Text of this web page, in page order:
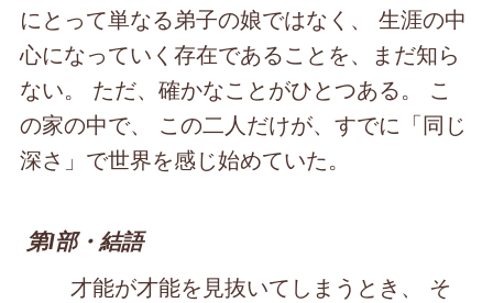
にとって単なる弟子の娘ではなく、 生涯の中
心になっていく存在であることを、まだ知ら
ない。 ただ、確かなことがひとつある。 こ
の家の中で、 この二人だけが、すでに「同じ
深さ」で世界を感じ始めていた。
第Ⅰ部・結語
才能が才能を見抜いてしまうとき、 そ